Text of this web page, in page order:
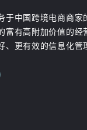
于中国跨境电商商家
富有高附加价值的经
、更有效的信息化管